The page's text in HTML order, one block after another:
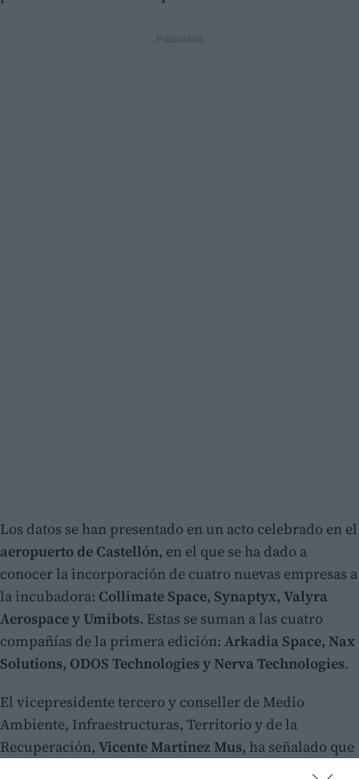
Los datos se han presentado en un acto celebrado en el
aeropuerto de Castellón, en el que se ha dado a
conocer la incorporación de cuatro nuevas empresas a
la incubadora: Collimate Space, Synaptyx, Valyra
Aerospace y Umibots. Estas se suman a las cuatro
compañías de la primera edición: Arkadia Space, Nax
Solutions, ODOS Technologies y Nerva Technologies.
El vicepresidente tercero y conseller de Medio
Ambiente, Infraestructuras, Territorio y de la
Recuperación, Vicente Martínez Mus, ha señalado que
el proyecto "representa la apuesta estratégica de la